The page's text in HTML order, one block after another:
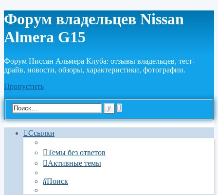
Форум владельцев Nissan
Almera G15
Форум Ниссан Альмера Клуба: отзывы владельцев, тест-
драйв, новости, обзоры, характеристики, фотографии.
Пропустить
Расширенный
Ссылки
Темы без ответов
Активные темы
Поиск